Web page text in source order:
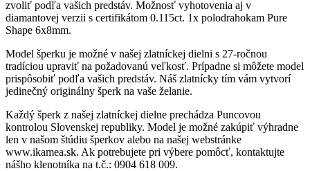
zvoliť podľa vašich predstáv. Možnosť vyhotovenia aj v
diamantovej verzii s certifikátom 0.115ct. 1x polodrahokam Pure
Shape 6x8mm.
Model šperku je možné v našej zlatníckej dielni s 27-ročnou
tradíciou upraviť na požadovanú veľkosť. Prípadne si môžete model
prispôsobiť podľa vašich predstáv. Náš zlatnícky tím vám vytvorí
jedinečný originálny šperk na vaše želanie.
Každý šperk z našej zlatníckej dielne prechádza Puncovou
kontrolou Slovenskej republiky. Model je možné zakúpiť výhradne
len v našom štúdiu šperkov alebo na našej webstránke
www.ikamea.sk. Ak potrebujete pri výbere pomôcť, kontaktujte
nášho klenotníka na t.č.: 0904 618 009.